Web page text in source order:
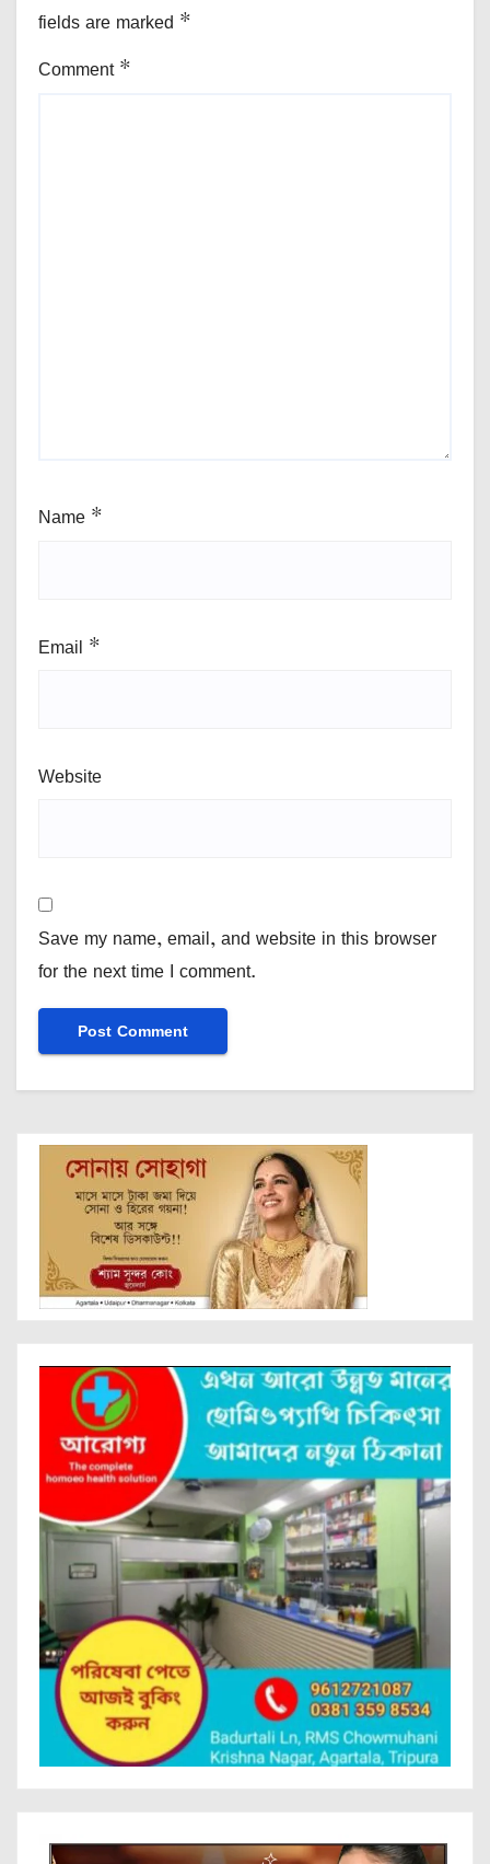
fields are marked *
Comment *
Name *
Email *
Website
Save my name, email, and website in this browser
for the next time I comment.